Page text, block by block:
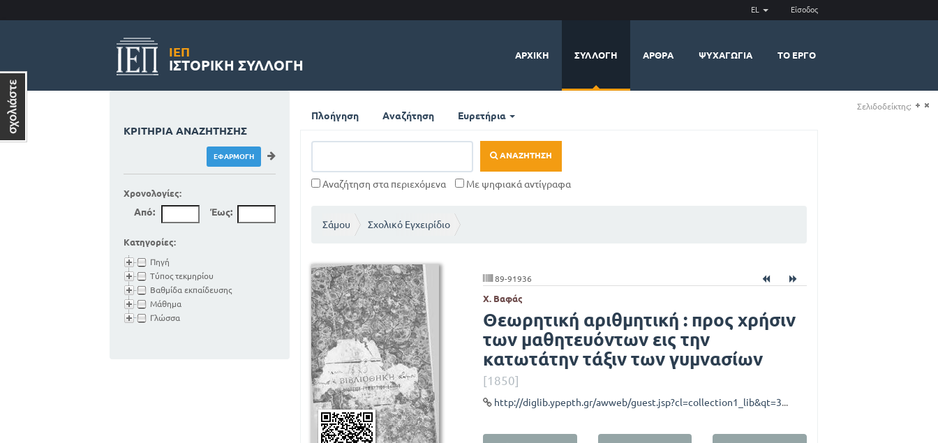
EL Είσοδος
ΙΕΠ
ΙΣΤΟΡΙΚΉ ΣΥΛΛΟΓΉ
ΑΡΧΙΚΉ ΣΥΛΛΟΓΉ ΆΡΘΡΑ ΨΥΧΑΓΩΓΊΑ ΤΟ ΈΡΓΟ
Πλοήγηση Αναζήτηση Ευρετήρια
ΑΝΑΖΉΤΗΣΗ
Αναζήτηση στα περιεχόμενα Με ψηφιακά αντίγραφα
Σάμου Σχολικό Εγχειρίδιο
89-91936
Χ. Βαφάς
Θεωρητική αριθμητική : προς χρήσιν
των μαθητευόντων εις την
κατωτάτην τάξιν των γυμνασίων
[1850]
http://diglib.ypepth.gr/awweb/guest.jsp?cl=collection1_lib&qt=32&lb_document_id=91936
ΚΡΙΤΉΡΙΑ ΑΝΑΖΉΤΗΣΗΣ
Χρονολογίες:
Από: Έως:
Κατηγορίες:
Πηγή
Τύπος τεκμηρίου
Βαθμίδα εκπαίδευσης
Μάθημα
Γλώσσα
Σελιδοδείκτης: